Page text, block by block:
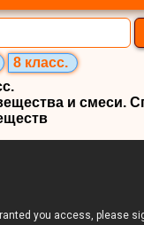
8 класс.
и смеси.